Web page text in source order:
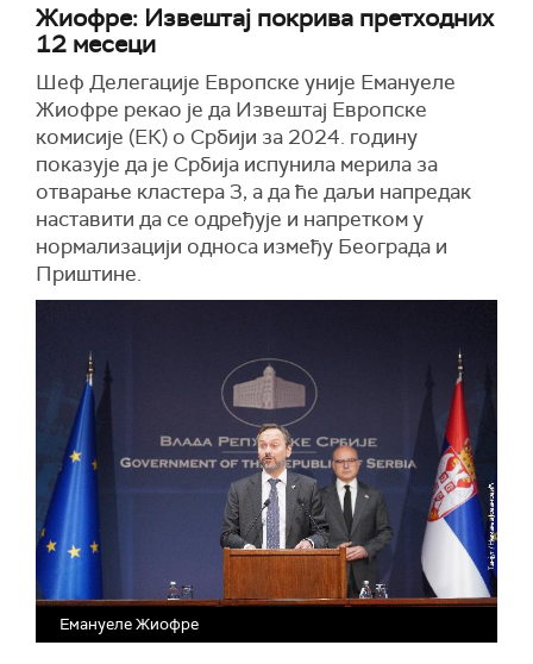
Жиофре: Извештај покрива претходних
12 месеци
Шеф Делегације Европске уније Емануеле
Жиофре рекао је да Извештај Европске
комисије (ЕК) о Србији за 2024. годину
показује да је Србија испунила мерила за
отварање кластера 3, а да ће даљи напредак
наставити да се одређује и напретком у
нормализацији односа између Београда и
Приштине.
Емануеле Жиофре